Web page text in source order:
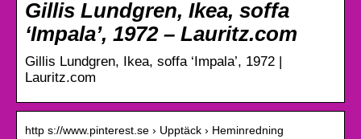
Gillis Lundgren, Ikea, soffa
‘Impala’, 1972 – Lauritz.com
Gillis Lundgren, Ikea, soffa ‘Impala’, 1972 |
Lauritz.com
http s://www.pinterest.se › Upptäck › Heminredning